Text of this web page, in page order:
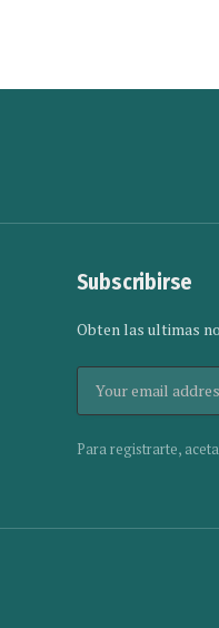
Subscribirse
Obten las ultimas
Para registrarte,